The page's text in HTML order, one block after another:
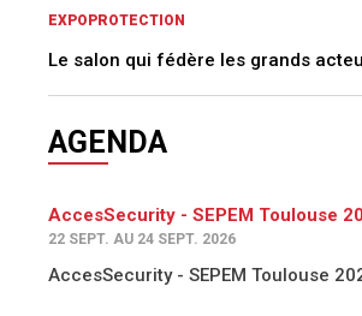
EXPOPROTECTION
Le salon qui fédère les grands
AGENDA
AccesSecurity - SEPEM Toulouse
22 SEPT. AU 24 SEPT. 2026
AccesSecurity - SEPEM Toulouse